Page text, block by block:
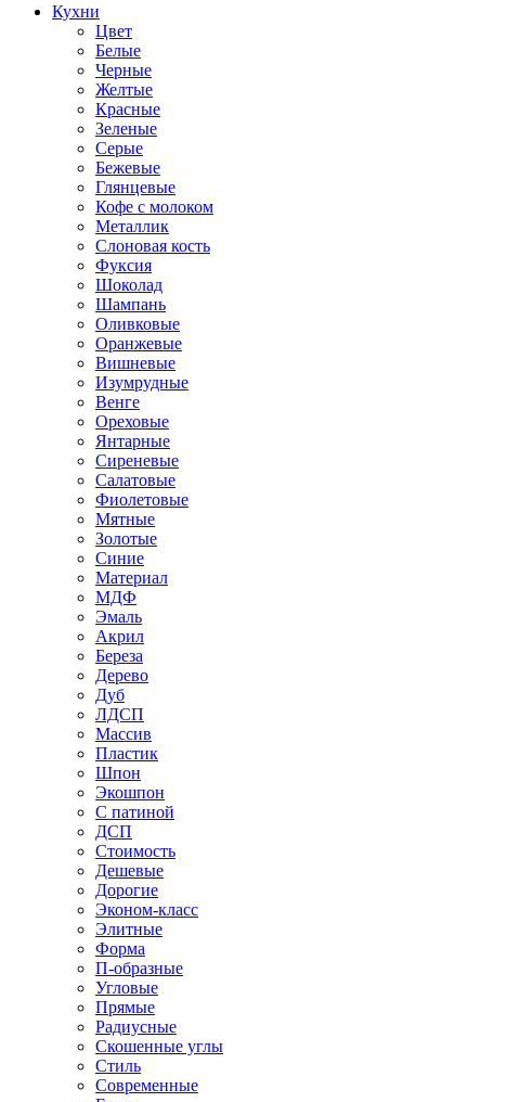
Кухни
Цвет
Белые
Черные
Желтые
Красные
Зеленые
Серые
Бежевые
Глянцевые
Кофе с молоком
Металлик
Слоновая кость
Фуксия
Шоколад
Шампань
Оливковые
Оранжевые
Вишневые
Изумрудные
Венге
Ореховые
Янтарные
Сиреневые
Салатовые
Фиолетовые
Мятные
Золотые
Синие
Материал
МДФ
Эмаль
Акрил
Береза
Дерево
Дуб
ЛДСП
Массив
Пластик
Шпон
Экошпон
С патиной
ДСП
Стоимость
Дешевые
Дорогие
Эконом-класс
Элитные
Форма
П-образные
Угловые
Прямые
Радиусные
Скошенные углы
Стиль
Современные